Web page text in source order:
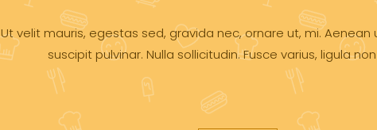
Ut velit mauris, egestas sed, gravida nec, ornare ut, mi. Aenean
suscipit pulvinar. Nulla sollicitudin. Fusce varius, ligula